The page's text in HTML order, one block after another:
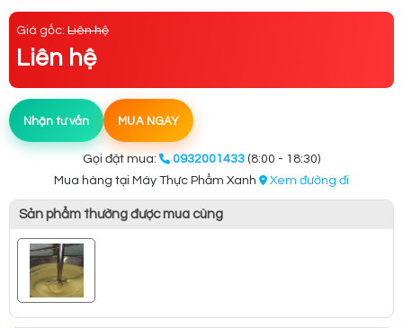
Giá gốc: Liên hệ
Liên hệ
Nhận tư vấn MUA NGAY
Gọi đặt mua: 0932001433 (8:00 - 18:30)
Mua hàng tại Máy Thực Phẩm Xanh
Xem đường đi
Sản phẩm thường được mua cùng